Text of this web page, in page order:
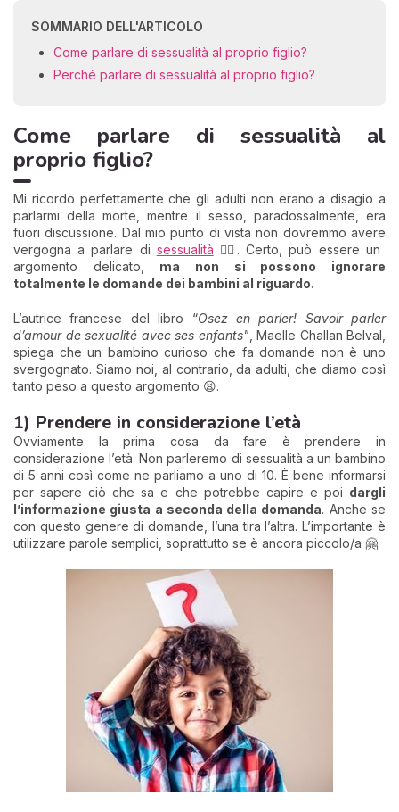
SOMMARIO DELL'ARTICOLO
Come parlare di sessualità al proprio figlio?
Perché parlare di sessualità al proprio figlio?
Come parlare di sessualità al
proprio figlio?
Mi ricordo perfettamente che gli adulti non erano a disagio a
parlarmi della morte, mentre il sesso, paradossalmente, era
fuori discussione. Dal mio punto di vista non dovremmo avere
vergogna a parlare di sessualità 🤷‍♀️. Certo, può essere un
argomento delicato, ma non si possono ignorare
totalmente le domande dei bambini al riguardo.
L’autrice francese del libro “Osez en parler! Savoir parler
d’amour de sexualité avec ses enfants" , Maelle Challan Belval,
spiega che un bambino curioso che fa domande non è uno
svergognato. Siamo noi, al contrario, da adulti, che diamo così
tanto peso a questo argomento 😫.
1) Prendere in considerazione l’età
Ovviamente la prima cosa da fare è prendere in
considerazione l’età. Non parleremo di sessualità a un bambino
di 5 anni così come ne parliamo a uno di 10. È bene informarsi
per sapere ciò che sa e che potrebbe capire e poi dargli
l’informazione giusta a seconda della domanda. Anche se
con questo genere di domande, l’una tira l’altra. L’importante è
utilizzare parole semplici, soprattutto se è ancora piccolo/a 🤗.